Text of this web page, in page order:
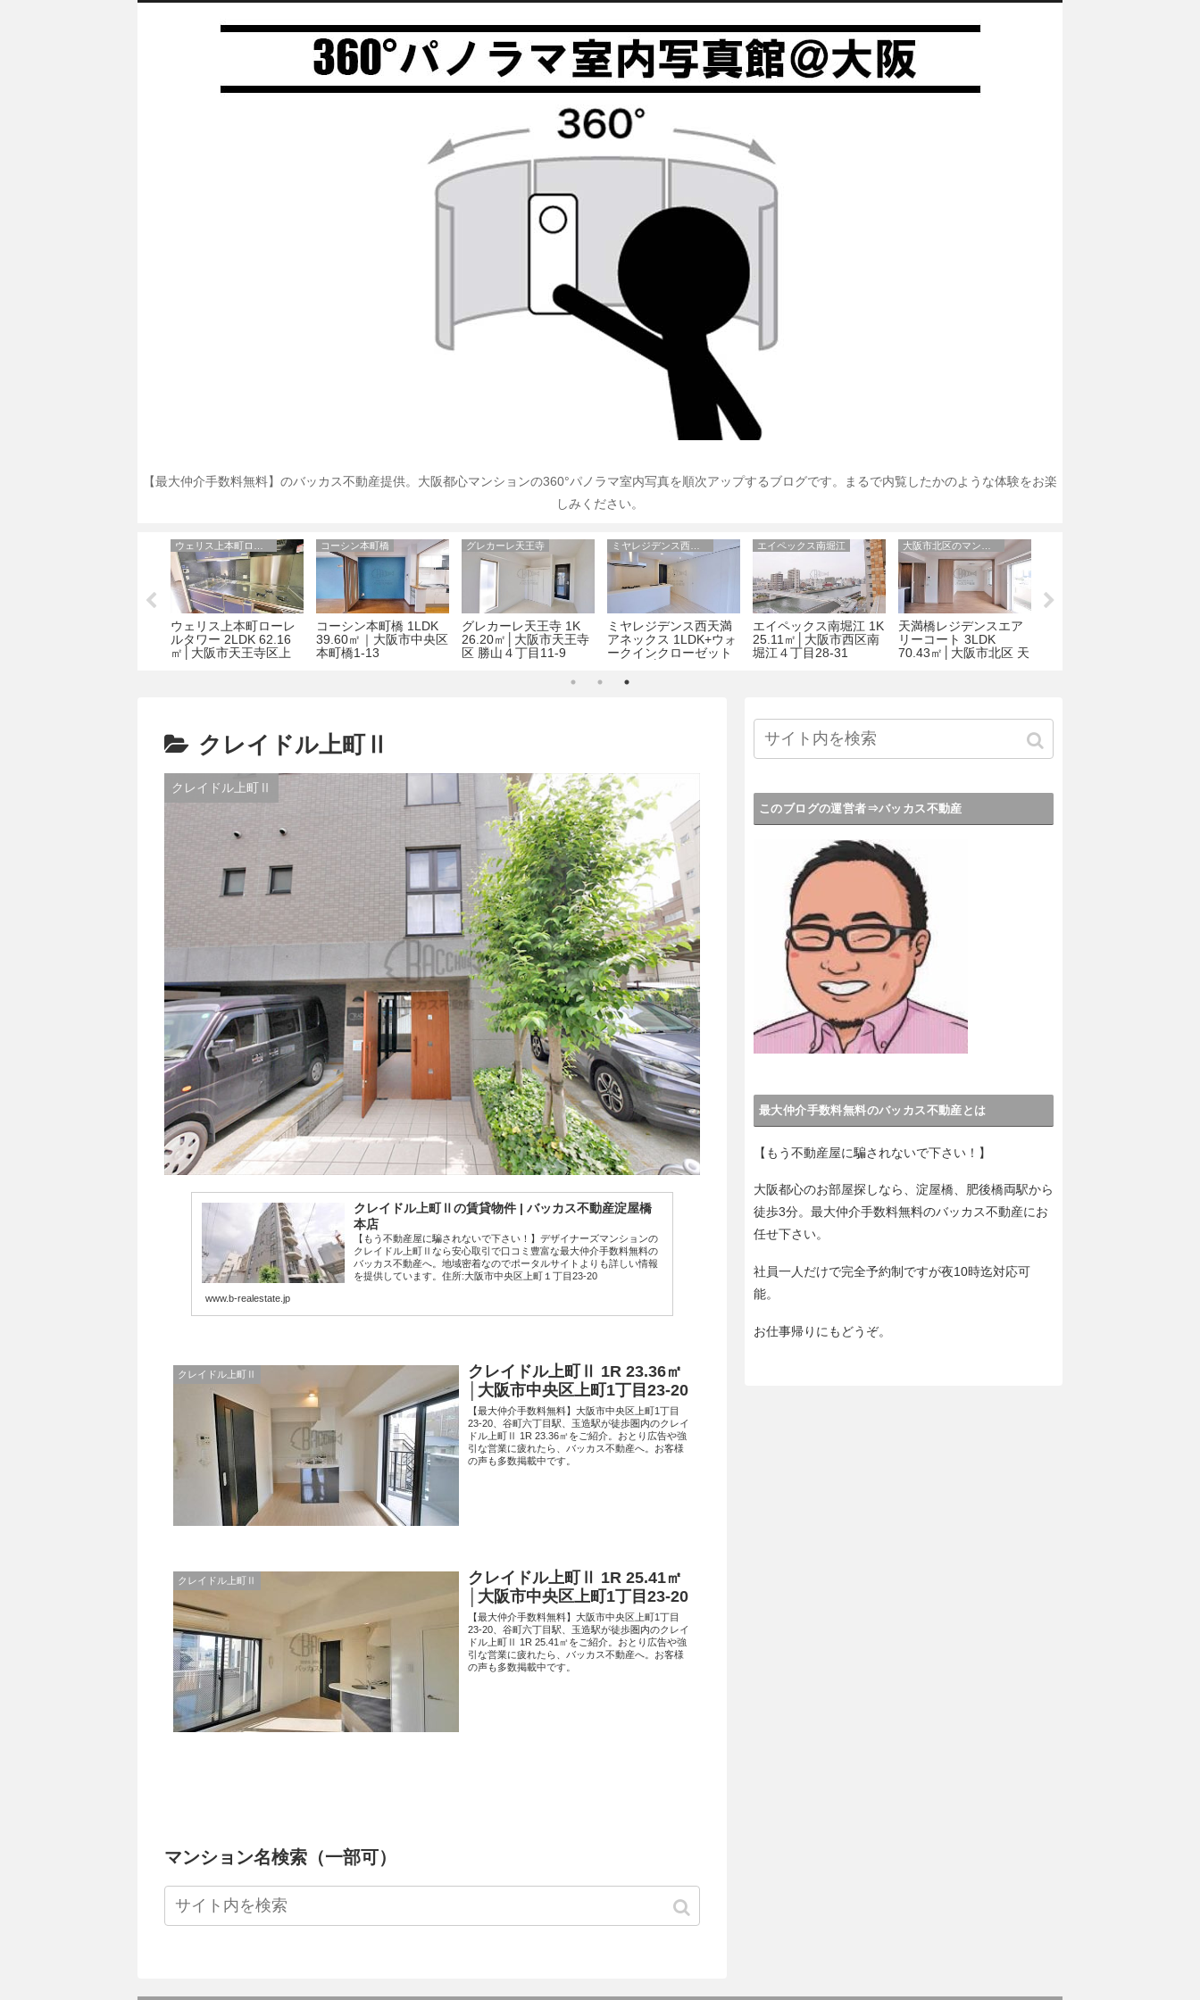
【最大仲介手数料無料】のバッカス不動産提供。大阪都心マンションの360°パノラマ室内写真を順次アップするブログです。まるで内覧したかのような体験をお楽
しみください。
ウェリス上本町ローレ
ルタワー 2LDK 62.16
㎡│大阪市天王寺区上
コーシン本町橋
コーシン本町橋 1LDK
39.60㎡｜大阪市中央区
本町橋1-13
グレカーレ天王寺
グレカーレ天王寺 1K
26.20㎡│大阪市天王寺
区 勝山４丁目11-9
ミヤレジデンス西天満
アネックス 1LDK+ウォ
ークインクローゼット
天満3丁目7-11
エイペックス南堀江
エイペックス南堀江 1K
25.11㎡│大阪市西区南
堀江４丁目28-31
天満橋レジデンスエア
リーコート 3LDK
70.43㎡│大阪市北区 天
クレイドル上町Ⅱ
クレイドル上町Ⅱ
クレイドル上町Ⅱの賃貸物件 | バッカス不動産淀屋橋
本店
【もう不動産屋に騙されないで下さい！】デザイナーズマンションの
クレイドル上町Ⅱなら安心取引で口コミ豊富な最大仲介手数料無料の
バッカス不動産へ。地域密着なのでポータルサイトよりも詳しい情報
を提供しています。住所:大阪市中央区上町１丁目23-20
www.b-realestate.jp
クレイドル上町Ⅱ
クレイドル上町Ⅱ 1R 23.36㎡
│大阪市中央区上町1丁目23-20
【最大仲介手数料無料】大阪市中央区上町1丁目
23-20、谷町六丁目駅、玉造駅が徒歩圏内のクレイ
ドル上町Ⅱ 1R 23.36㎡をご紹介。おとり広告や強
引な営業に疲れたら、バッカス不動産へ。お客様
の声も多数掲載中です。
クレイドル上町Ⅱ
クレイドル上町Ⅱ 1R 25.41㎡
│大阪市中央区上町1丁目23-20
【最大仲介手数料無料】大阪市中央区上町1丁目
23-20、谷町六丁目駅、玉造駅が徒歩圏内のクレイ
ドル上町Ⅱ 1R 25.41㎡をご紹介。おとり広告や強
引な営業に疲れたら、バッカス不動産へ。お客様
の声も多数掲載中です。
マンション名検索（一部可）
このブログの運営者⇒バッカス不動産
最大仲介手数料無料のバッカス不動産とは
【もう不動産屋に騙されないで下さい！】
大阪都心のお部屋探しなら、淀屋橋、肥後橋両駅から
徒歩3分。最大仲介手数料無料のバッカス不動産にお
任せ下さい。
社員一人だけで完全予約制ですが夜10時迄対応可
能。
お仕事帰りにもどうぞ。